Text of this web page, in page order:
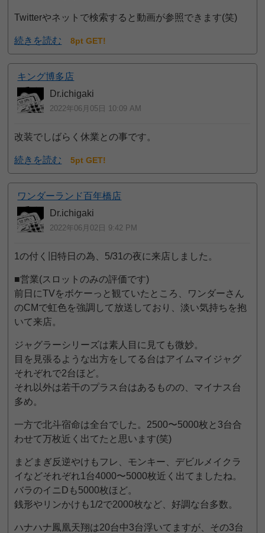
Twitterやネットで検索すると動画が参照できます(笑)
続きを読む 8pt GET!
キング博多店
Dr.ichigaki
2022年06月05日 10:09 AM
改装でしばらく休業との事です。
続きを読む 5pt GET!
ワンダーランド百年橋店
Dr.ichigaki
2022年06月02日 9:42 PM
1の付く旧特日の為、5/31の夜に来店しました。
■営業(スロットのみの評価です)
前日にTVをボケーっと観ていたところ、ワンダーさん
のCMで虹色を強調して放送しており、淡い気持ちを抱
いて来店。
ジャグラーシリーズは素人目に見ても微妙。
目を見張るような出方をしてる台はアイムマイジャグ
それぞれで2台ほど。
それ以外は若干のプラス台はあるものの、マイナス台
多め。
一方で北斗宿命は全台でした。2500〜5000枚と3台合
わせて万枚近く出てたと思います(笑)
まどまぎ反逆やけもフレ、モンキー、デビルメイクラ
イなどそれぞれ1台4000〜5000枚近く出てましたね。
バラのイニDも5000枚ほど。
銭形やリンかけも1/2で2000枚など、好調な台多数。
ハナハナ鳳凰天翔は20台中3台浮いてますが、その3台